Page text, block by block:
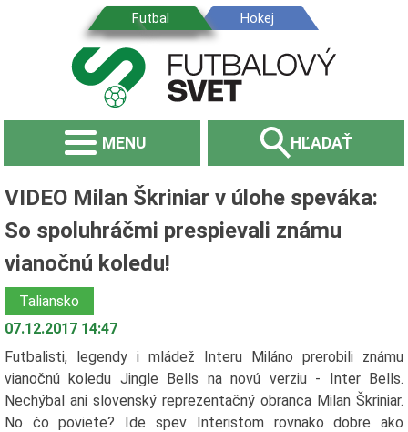
MENU HĽADAŤ
VIDEO Milan Škriniar v úlohe speváka:
So spoluhráčmi prespievali známu
vianočnú koledu!
Taliansko
07.12.2017 14:47
Futbalisti, legendy i mládež Interu Miláno prerobili známu
vianočnú koledu Jingle Bells na novú verziu - Inter Bells.
Nechýbal ani slovenský reprezentačný obranca Milan Škriniar.
No čo poviete? Ide spev Interistom rovnako dobre ako